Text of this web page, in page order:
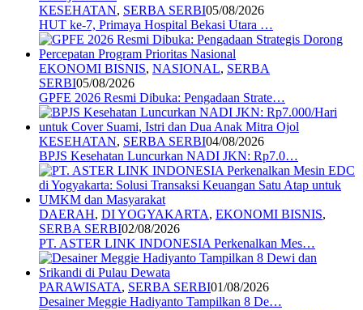
KESEHATAN, SERBA SERBI05/08/2026
HUT ke-7, Primaya Hospital Bekasi Utara …
EKONOMI BISNIS, NASIONAL, SERBA
SERBI05/08/2026
GPFE 2026 Resmi Dibuka: Pengadaan Strate…
KESEHATAN, SERBA SERBI04/08/2026
BPJS Kesehatan Luncurkan NADI JKN: Rp7.0…
DAERAH, DI YOGYAKARTA, EKONOMI BISNIS,
SERBA SERBI02/08/2026
PT. ASTER LINK INDONESIA Perkenalkan Mes…
PARAWISATA, SERBA SERBI01/08/2026
Desainer Meggie Hadiyanto Tampilkan 8 De…